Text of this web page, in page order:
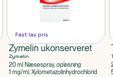
Fast lav pris
Zymelin ukonserveret
Zymelin
20 ml Næsespray, opløsning
1 mg/ml, Xylometazolinhydrochlorid